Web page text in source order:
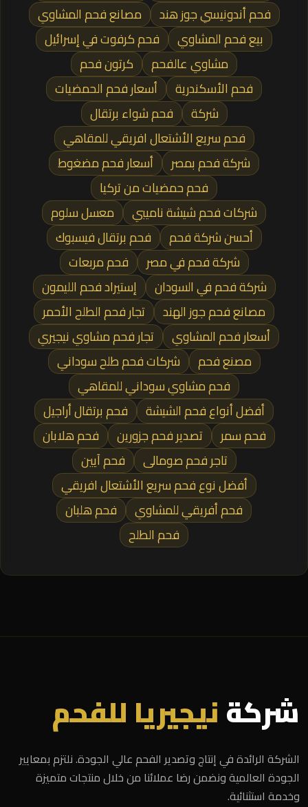
فحم أندونيسي جوز هند
مصانع فحم المشاوي
بيع فحم المشاوي
فحم كرفوت في إسرائيل
مشاوي عالفحم
كرتون فحم
فحم الأسكندرية
أسعار فحم الحمضيات
شركة
فحم شواء برتقال
فحم سريع الأشتعال افريقي للمقاهي
شركة فحم بمصر
أسعار فحم مضغوط
فحم حمضيات من تركيا
شركات فحم شيشة ناميبي
معسل سلوم
أحسن شركة فحم
فحم برتقال فيسبوك
شركة فحم في مصر
فحم مربعات
شركة فحم في السودان
إستيراد فحم الليمون
مصانع فحم جوز الهند
تجار فحم الطلح الأحمر
أسعار فحم المشاوي
تجار فحم مشاوي نيجيري
مصنع فحم
شركات فحم طلح سوداني
فحم مشاوي سوداني للمقاهي
أفضل أنواع فحم الشيشة
فحم برتقال أراجيل
فحم سمر
تصدير فحم جزورين
فحم هلابان
تاجر فحم صومالى
فحم آيين
أفضل نوع فحم سريع الأشتعال افريقي
فحم أفريقي للمشاوي
فحم هلبان
فحم الطلح
شركةنيجيريا للفحم
الشركة الرائدة في إنتاج وتصدير الفحم عالي الجودة. نلتزم بمعايير
الجودة العالمية ونضمن رضا عملائنا من خلال منتجات متميزة
وخدمة استثنائية.